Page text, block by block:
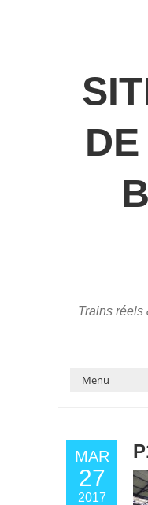
Trains réels
MAR
27
2017